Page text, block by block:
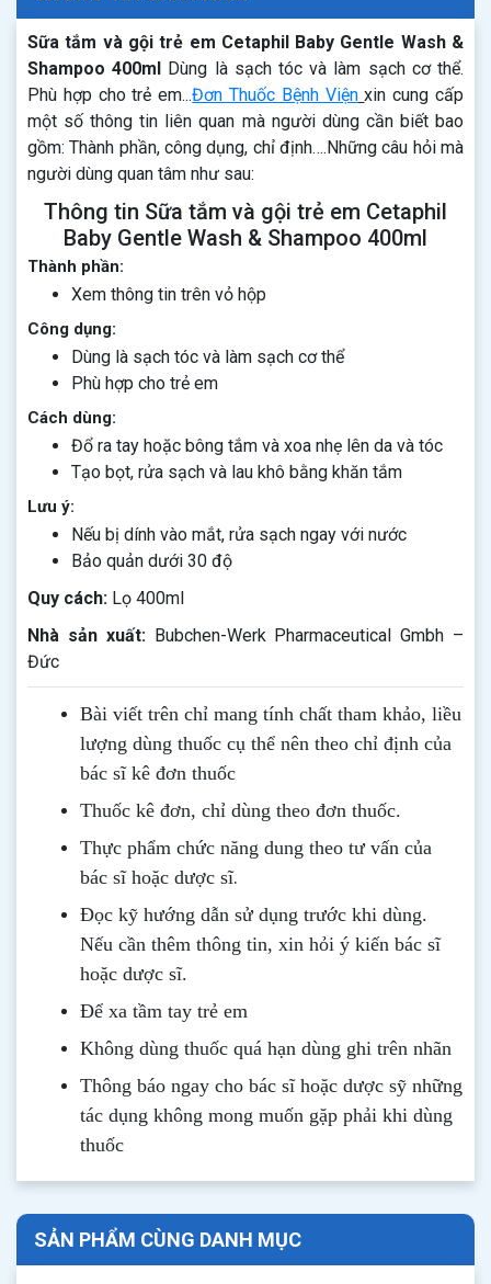
Sữa tắm và gội trẻ em Cetaphil Baby Gentle Wash &
Shampoo 400ml Dùng là sạch tóc và làm sạch cơ thể.
Phù hợp cho trẻ em...Đơn Thuốc Bệnh Viện xin cung cấp
một số thông tin liên quan mà người dùng cần biết bao
gồm: Thành phần, công dụng, chỉ định….Những câu hỏi mà
người dùng quan tâm như sau:
Thông tin Sữa tắm và gội trẻ em Cetaphil
Baby Gentle Wash & Shampoo 400ml
Thành phần:
Xem thông tin trên vỏ hộp
Công dụng:
Dùng là sạch tóc và làm sạch cơ thể
Phù hợp cho trẻ em
Cách dùng:
Đổ ra tay hoặc bông tắm và xoa nhẹ lên da và tóc
Tạo bọt, rửa sạch và lau khô bằng khăn tắm
Lưu ý:
Nếu bị dính vào mắt, rửa sạch ngay với nước
Bảo quản dưới 30 độ
Quy cách: Lọ 400ml
Nhà sản xuất: Bubchen-Werk Pharmaceutical Gmbh –
Đức
Bài viết trên chỉ mang tính chất tham khảo, liều
lượng dùng thuốc cụ thể nên theo chỉ định của
bác sĩ kê đơn thuốc
Thuốc kê đơn, chỉ dùng theo đơn thuốc.
Thực phẩm chức năng dung theo tư vấn của
bác sĩ hoặc dược sĩ.
Đọc kỹ hướng dẫn sử dụng trước khi dùng.
Nếu cần thêm thông tin, xin hỏi ý kiến bác sĩ
hoặc dược sĩ.
Để xa tầm tay trẻ em
Không dùng thuốc quá hạn dùng ghi trên nhãn
Thông báo ngay cho bác sĩ hoặc dược sỹ những
tác dụng không mong muốn gặp phải khi dùng
thuốc
SẢN PHẨM CÙNG DANH MỤC